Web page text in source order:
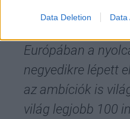
Data Deletion Data
legjobb
Európában a
negyedikre lépett
az ambíciók is
világ legjobb 100